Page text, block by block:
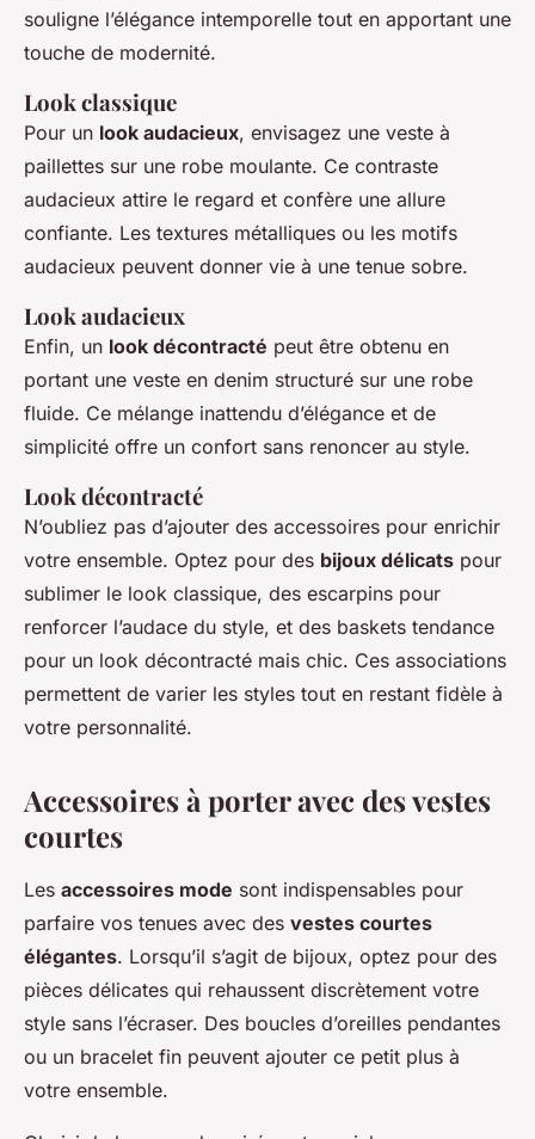
souligne l’élégance intemporelle tout en apportant une
touche de modernité.
Look classique
Pour un look audacieux, envisagez une veste à
paillettes sur une robe moulante. Ce contraste
audacieux attire le regard et confère une allure
confiante. Les textures métalliques ou les motifs
audacieux peuvent donner vie à une tenue sobre.
Look audacieux
Enfin, un look décontracté peut être obtenu en
portant une veste en denim structuré sur une robe
fluide. Ce mélange inattendu d’élégance et de
simplicité offre un confort sans renoncer au style.
Look décontracté
N’oubliez pas d’ajouter des accessoires pour enrichir
votre ensemble. Optez pour des bijoux délicats pour
sublimer le look classique, des escarpins pour
renforcer l’audace du style, et des baskets tendance
pour un look décontracté mais chic. Ces associations
permettent de varier les styles tout en restant fidèle à
votre personnalité.
Accessoires à porter avec des vestes
courtes
Les accessoires mode sont indispensables pour
parfaire vos tenues avec des vestes courtes
élégantes. Lorsqu’il s’agit de bijoux, optez pour des
pièces délicates qui rehaussent discrètement votre
style sans l’écraser. Des boucles d’oreilles pendantes
ou un bracelet fin peuvent ajouter ce petit plus à
votre ensemble.